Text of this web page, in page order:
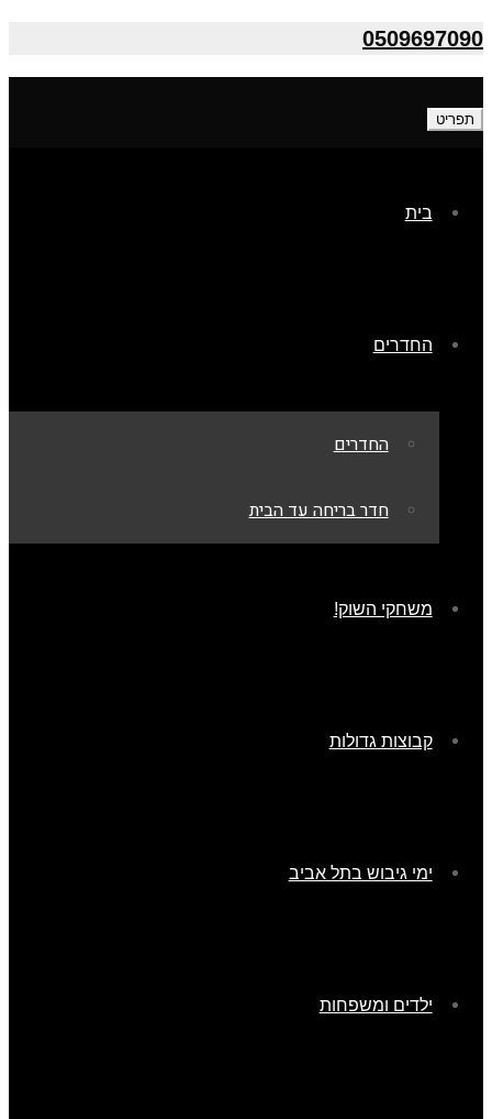
0509697090
תפריט
בית
החדרים
החדרים
חדר בריחה עד הבית
משחקי השוק!
קבוצות גדולות
ימי גיבוש בתל אביב
ילדים ומשפחות